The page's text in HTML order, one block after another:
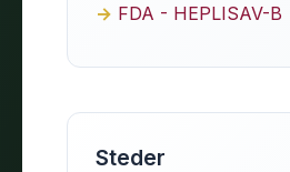
FDA - HEPLISAV-B
Steder